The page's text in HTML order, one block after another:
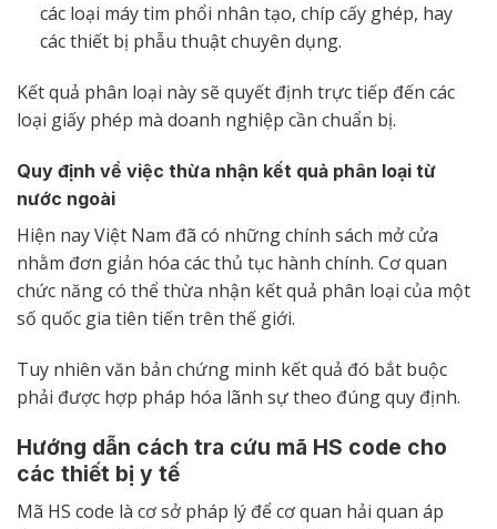
các loại máy tim phổi nhân tạo, chíp cấy ghép, hay
các thiết bị phẫu thuật chuyên dụng.
Kết quả phân loại này sẽ quyết định trực tiếp đến các
loại giấy phép mà doanh nghiệp cần chuẩn bị.
Quy định về việc thừa nhận kết quả phân loại từ
nước ngoài
Hiện nay Việt Nam đã có những chính sách mở cửa
nhằm đơn giản hóa các thủ tục hành chính. Cơ quan
chức năng có thể thừa nhận kết quả phân loại của một
số quốc gia tiên tiến trên thế giới.
Tuy nhiên văn bản chứng minh kết quả đó bắt buộc
phải được hợp pháp hóa lãnh sự theo đúng quy định.
Hướng dẫn cách tra cứu mã HS code cho
các thiết bị y tế
Mã HS code là cơ sở pháp lý để cơ quan hải quan áp